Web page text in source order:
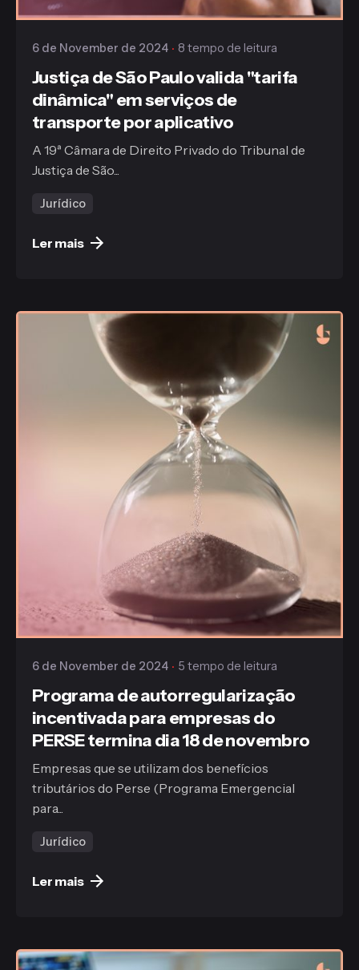
6 de November de 2024 8 tempo de leitura
Justiça de São Paulo valida "tarifa
dinâmica" em serviços de
transporte por aplicativo
A 19ª Câmara de Direito Privado do Tribunal de
Justiça de São...
Jurídico
Ler mais
Publicado
Gaiofato & Galvão
6 de November de 2024 5 tempo de leitura
Programa de autorregularização
incentivada para empresas do
PERSE termina dia 18 de novembro
Empresas que se utilizam dos benefícios
tributários do Perse (Programa Emergencial
para...
Jurídico
Ler mais